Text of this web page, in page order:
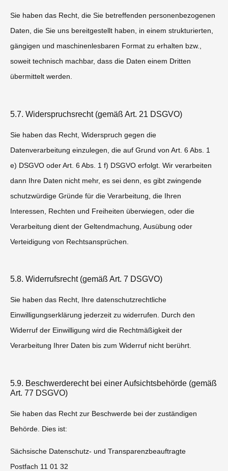
Sie haben das Recht, die Sie betreffenden personenbezogenen
Daten, die Sie uns bereitgestellt haben, in einem strukturierten,
gängigen und maschinenlesbaren Format zu erhalten bzw.,
soweit technisch machbar, dass die Daten einem Dritten
übermittelt werden.
5.7. Widerspruchsrecht (gemäß Art. 21 DSGVO)
Sie haben das Recht, Widerspruch gegen die
Datenverarbeitung einzulegen, die auf Grund von Art. 6 Abs. 1
e) DSGVO oder Art. 6 Abs. 1 f) DSGVO erfolgt. Wir verarbeiten
dann Ihre Daten nicht mehr, es sei denn, es gibt zwingende
schutzwürdige Gründe für die Verarbeitung, die Ihren
Interessen, Rechten und Freiheiten überwiegen, oder die
Verarbeitung dient der Geltendmachung, Ausübung oder
Verteidigung von Rechtsansprüchen.
5.8. Widerrufsrecht (gemäß Art. 7 DSGVO)
Sie haben das Recht, Ihre datenschutzrechtliche
Einwilligungserklärung jederzeit zu widerrufen. Durch den
Widerruf der Einwilligung wird die Rechtmäßigkeit der
Verarbeitung Ihrer Daten bis zum Widerruf nicht berührt.
5.9. Beschwerderecht bei einer Aufsichtsbehörde (gemäß
Art. 77 DSGVO)
Sie haben das Recht zur Beschwerde bei der zuständigen
Behörde. Dies ist:
Sächsische Datenschutz- und Transparenzbeauftragte
Postfach 11 01 32